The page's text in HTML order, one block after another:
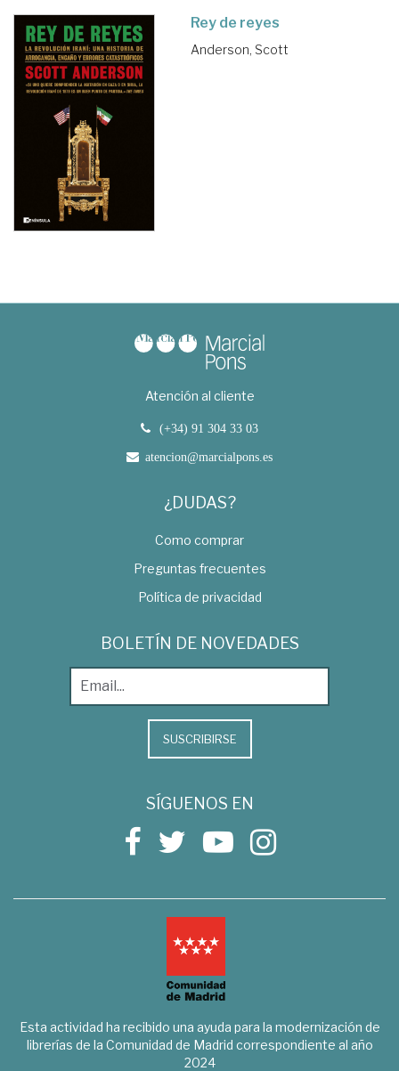
Rey de reyes
Anderson, Scott
Atención al cliente
(+34) 91 304 33 03
atencion@marcialpons.es
¿DUDAS?
Como comprar
Preguntas frecuentes
Política de privacidad
BOLETÍN DE NOVEDADES
SUSCRIBIRSE
SÍGUENOS EN
Esta actividad ha recibido una ayuda para la modernización de
librerías de la Comunidad de Madrid correspondiente al año
2024